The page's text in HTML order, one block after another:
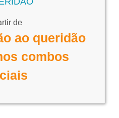
de
ao queridão
combos